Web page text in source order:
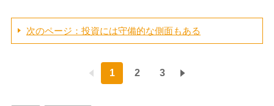
次のページ：投資には守備的な側面もある
1 2 3